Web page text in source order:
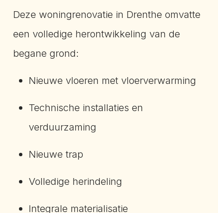
Deze woningrenovatie in Drenthe omvatte
een volledige herontwikkeling van de
begane grond:
Nieuwe vloeren met vloerverwarming
Technische installaties en
verduurzaming
Nieuwe trap
Volledige herindeling
Integrale materialisatie